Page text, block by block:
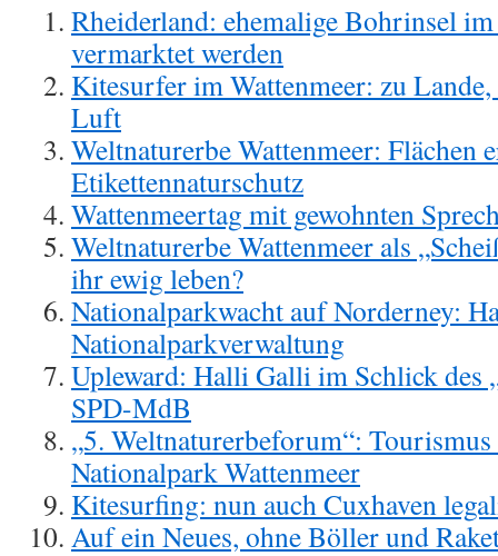
Rheiderland: ehemalige Bohrinsel
vermarktet werden
Kitesurfer im Wattenmeer: zu
Luft
Weltnaturerbe Wattenmeer: Flächen
Etikettennaturschutz
Wattenmeertag mit gewohnten
Weltnaturerbe Wattenmeer als
ihr ewig leben?
Nationalparkwacht auf Norderney:
Nationalparkverwaltung
Upleward: Halli Galli im Schlick des
SPD-MdB
„5. Weltnaturerbeforum“:
Nationalpark Wattenmeer
Kitesurfing: nun auch Cuxhaven
Auf ein Neues, ohne Böller und